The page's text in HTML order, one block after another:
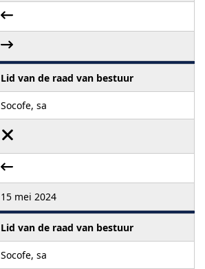
Lid van de raad van bestuur
Socofe, sa
15 mei 2024
Lid van de raad van bestuur
Socofe, sa